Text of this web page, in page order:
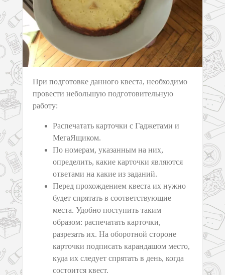
При подготовке данного квеста, необходимо
провести небольшую подготовительную
работу:
Распечатать карточки с Гаджетами и
МегаЯщиком.
По номерам, указанным на них,
определить, какие карточки являются
ответами на какие из заданий.
Перед прохождением квеста их нужно
будет спрятать в соответствующие
места. Удобно поступить таким
образом: распечатать карточки,
разрезать их. На оборотной стороне
карточки подписать карандашом место,
куда их следует спрятать в день, когда
состоится квест.